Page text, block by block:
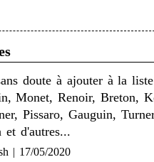
doute à ajouter à la
Monet, Renoir, Breton,
Pissaro, Gauguin,
et d'autres...
| 17/05/2020